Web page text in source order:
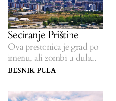
Seciranje Prištine
Ova prestonica je grad po
imenu, ali zombi u duhu.
BESNIK PULA